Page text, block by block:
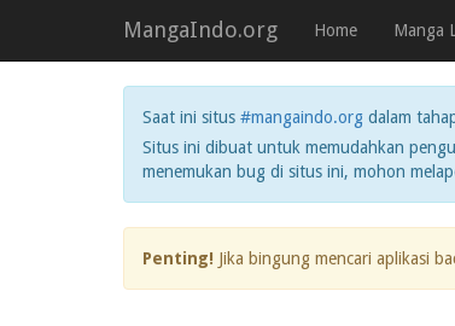
MangaIndo.org Home Manga
Saat ini situs #mangaindo.org dalam
Situs ini dibuat untuk memudahkan
menemukan bug di situs ini, mohon
Penting! Jika bingung mencari aplikasi